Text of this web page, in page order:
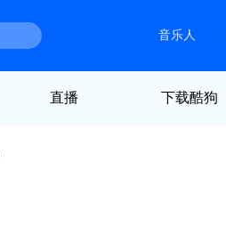
音乐人
直播 下载酷狗